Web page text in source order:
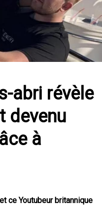
abri révèle
devenu
à
ce Youtubeur britannique